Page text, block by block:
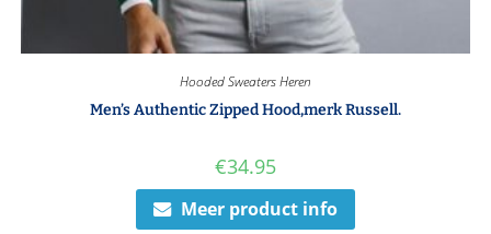
Hooded Sweaters Heren
Men’s Authentic Zipped Hood,merk Russell.
€34.95
Meer product info